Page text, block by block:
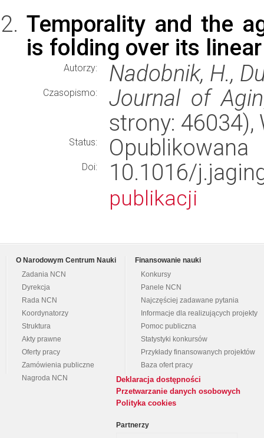
Temporality and the
is folding over its
Autorzy: Nadobnik, H.,
Czasopismo:
Journal of
strony:
Status: Opublikowana
Doi: 10.1016/
publikacji
O Narodowym Centrum Nauki
Zadania NCN
Dyrekcja
Rada NCN
Koordynatorzy
Struktura
Akty prawne
Oferty pracy
Zamówienia publiczne
Nagroda NCN
Finansowanie nauki
Konkursy
Panele NCN
Najczęściej zadawane pytania
Informacje dla realizujących projekty
Pomoc publiczna
Statystyki konkursów
Przykłady finansowanych projektów
Baza ofert pracy
Deklaracja dostępności
Przetwarzanie danych osobowych
Polityka cookies
Partnerzy